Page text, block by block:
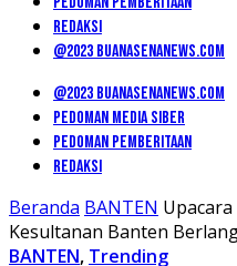
REDAKSI
@2023 BUANASENANEWS.COM
@2023 BUANASENANEWS.COM
PEDOMAN MEDIA SIBER
PEDOMAN PEMBERITAAN
REDAKSI
Beranda BANTEN
Kesultanan Banten
BANTEN, Trending